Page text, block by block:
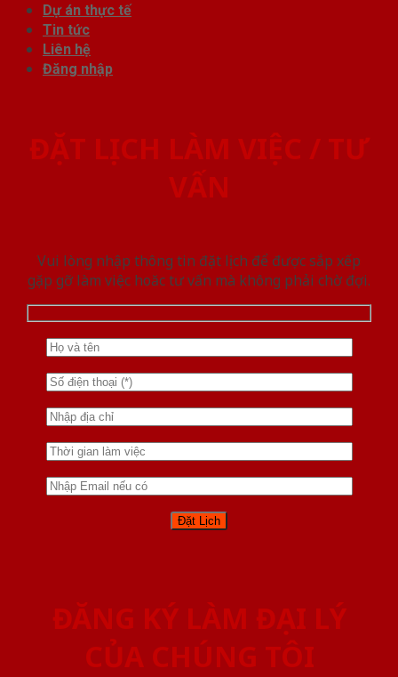
Dự án thực tế
Tin tức
Liên hệ
Đăng nhập
ĐẶT LỊCH LÀM VIỆC / TƯ
VẤN
Vui lòng nhập thông tin đặt lịch để được sắp xếp
gặp gỡ làm việc hoăc tư vấn mà không phải chờ đợi.
ĐĂNG KÝ LÀM ĐẠI LÝ
CỦA CHÚNG TÔI